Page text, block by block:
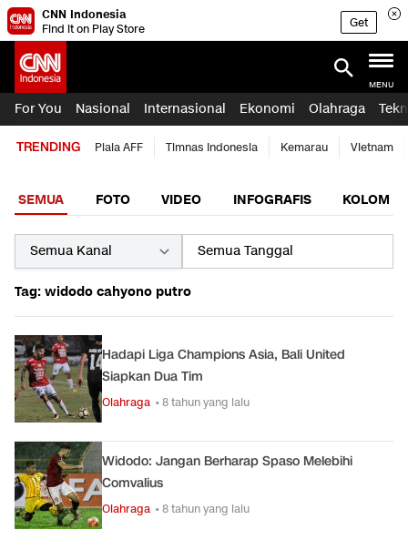
CNN Indonesia
Find it on Play Store
Get
MENU
For You Nasional Internasional Ekonomi Olahraga
TRENDING Piala AFF Timnas Indonesia Kemarau Vietnam
SEMUA FOTO VIDEO INFOGRAFIS KOLOM
Tag: widodo cahyono putro
Hadapi Liga Champions Asia, Bali United
Siapkan Dua Tim
Olahraga • 8 tahun yang lalu
Widodo: Jangan Berharap Spaso Melebihi
Comvalius
Olahraga • 8 tahun yang lalu